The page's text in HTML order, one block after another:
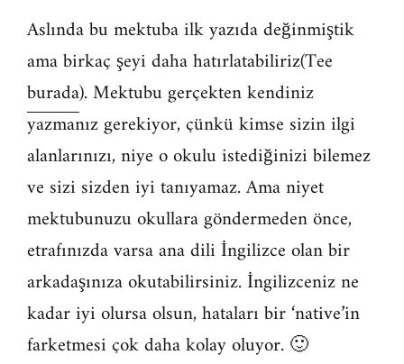
Aslında bu mektuba ilk yazıda değinmiştik
ama birkaç şeyi daha hatırlatabiliriz(Tee
burada). Mektubu gerçekten kendiniz
yazmanız gerekiyor, çünkü kimse sizin ilgi
alanlarınızı, niye o okulu istediğinizi bilemez
ve sizi sizden iyi tanıyamaz. Ama niyet
mektubunuzu okullara göndermeden önce,
etrafınızda varsa ana dili İngilizce olan bir
arkadaşınıza okutabilirsiniz. İngilizceniz ne
kadar iyi olursa olsun, hataları bir ‘native’in
farketmesi çok daha kolay oluyor. 🙂